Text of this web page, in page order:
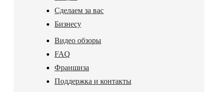
Сделаем за вас
Бизнесу
Видео обзоры
FAQ
Франшиза
Поддержка и контакты